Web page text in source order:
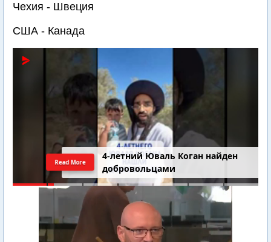
Чехия - Швеция
США - Канада
4-летний Юваль Коган найден
добровольцами
Read More